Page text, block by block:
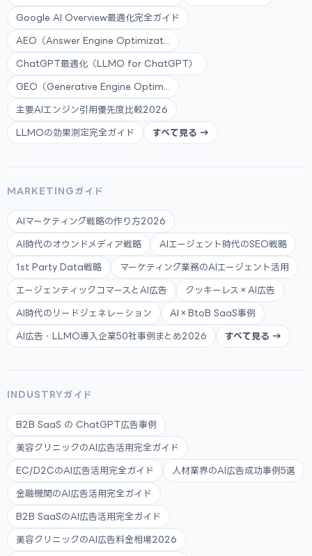
Google AI Overview最適化完全ガイド
AEO（Answer Engine Optimizat...
ChatGPT最適化（LLMO for ChatGPT）
GEO（Generative Engine Optim...
主要AIエンジン引用優先度比較2026
LLMOの効果測定完全ガイド すべて見る →
MARKETINGガイド
AIマーケティング戦略の作り方2026
AI時代のオウンドメディア戦略 AIエージェント時代のSEO戦略
1st Party Data戦略 マーケティング業務のAIエージェント活用
エージェンティックコマースとAI広告 クッキーレス×AI広告
AI時代のリードジェネレーション AI×BtoB SaaS事例
AI広告・LLMO導入企業50社事例まとめ2026 すべて見る →
INDUSTRYガイド
B2B SaaS の ChatGPT広告事例
美容クリニックのAI広告活用完全ガイド
EC/D2CのAI広告活用完全ガイド 人材業界のAI広告成功事例5選
金融機関のAI広告活用完全ガイド
B2B SaaSのAI広告活用完全ガイド
美容クリニックのAI広告料金相場2026